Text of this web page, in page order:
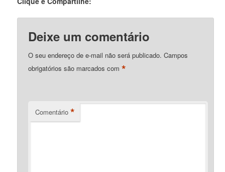
Deixe um comentário
O seu endereço de e-mail não será publicado. Campos
obrigatórios são marcados com*
Comentário *